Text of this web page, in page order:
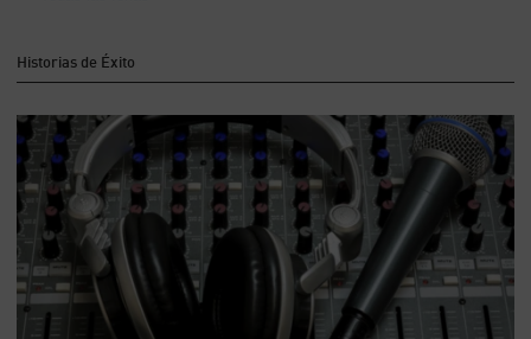
Historias de Éxito